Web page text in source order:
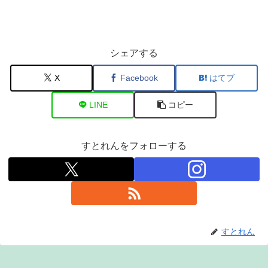
シェアする
X Facebook はてブ
LINE コピー
すとれんをフォローする
すとれん